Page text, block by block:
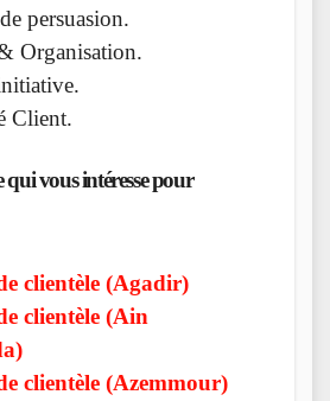
persuasion.
Organisation.
Client.
qui vousintéressepour
clientèle (Agadir)
clientèle (Ain
clientèle (Azemmour)